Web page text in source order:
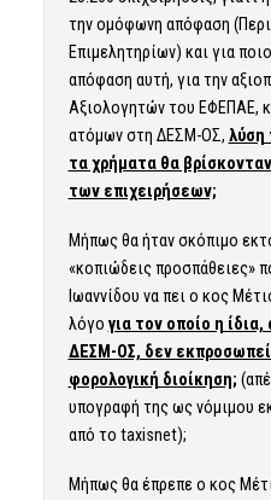
την ομόφωνη απόφαση
Επιμελητηρίων) και για
απόφαση αυτή, για την
Αξιολογητών του ΕΦΕΠΑΕ,
ατόμων στη ΔΕΣΜ-ΟΣ, λύση
τα χρήματα θα
των επιχειρήσεων;
Μήπως θα ήταν σκόπιμο
«κοπιώδεις προσπάθειες»
Ιωαννίδου να πει ο κος
λόγο για τον οποίο η
ΔΕΣΜ-ΟΣ, δεν εκπροσωπεί
φορολογική διοίκηση;
υπογραφή της ως νόμιμου
από το taxisnet);
Μήπως θα έπρεπε ο κος